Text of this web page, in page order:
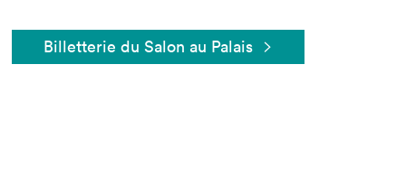
Billetterie du Salon au Palais